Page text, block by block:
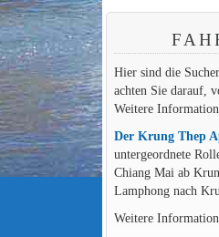
Hier sind die
achten Sie darauf,
Weitere
Der Krung Thep
untergeordnete
Chiang Mai ab
Lamphong nach
Weitere